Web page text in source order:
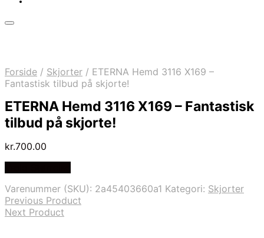
Forside / Skjorter / ETERNA Hemd 3116 X169 –
Fantastisk tilbud på skjorte!
ETERNA Hemd 3116 X169 – Fantastisk
tilbud på skjorte!
kr.700.00
Varenummer (SKU): 2a45403660a1 Kategori: Skjorter
Previous Product
Next Product